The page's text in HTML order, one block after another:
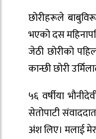
छोरीहरूले
भएको दस
जेठी छोरीको
कान्छी छोरी
५६ वर्षीया
सेतोपाटी
अंश लिए। मलाई